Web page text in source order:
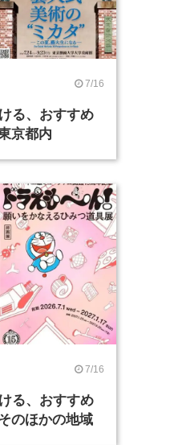
7/16
る、おすすめ
京都内
7/16
る、おすすめ
のほかの地域